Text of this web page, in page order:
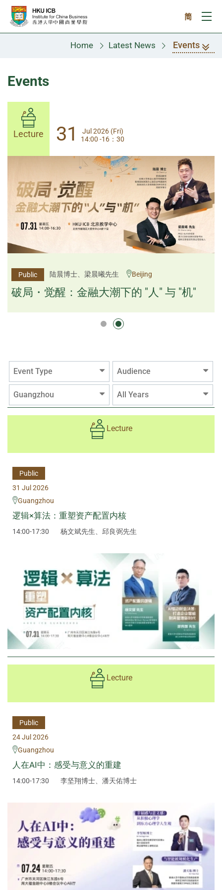
Skip to main content
简
Home Latest News Events
Events
Lecture 31
Jul 2026 (Fri)
14:00-17:30
Public 杨文斌先生、邱良弼先生 Guangzhou
逻辑×算法：重塑资产配置内核
逻辑×算法：重塑资产配置内核
Lecture 31
Jul 2026 (Fri)
14:00 -16：30
Public 陆晨博士、梁晨曦先生 Beijing
破局・觉醒：金融大潮下的 "人" 与 "机"
Event Type Audience
Guangzhou All Years
Lecture
Public
31 Jul 2026
Guangzhou
逻辑×算法：重塑资产配置内核
14:00-17:30 杨文斌先生、邱良弼先生
Lecture
Public
24 Jul 2026
Guangzhou
人在AI中：感受与意义的重建
14:00-17:30 李坚翔博士、潘天佑博士